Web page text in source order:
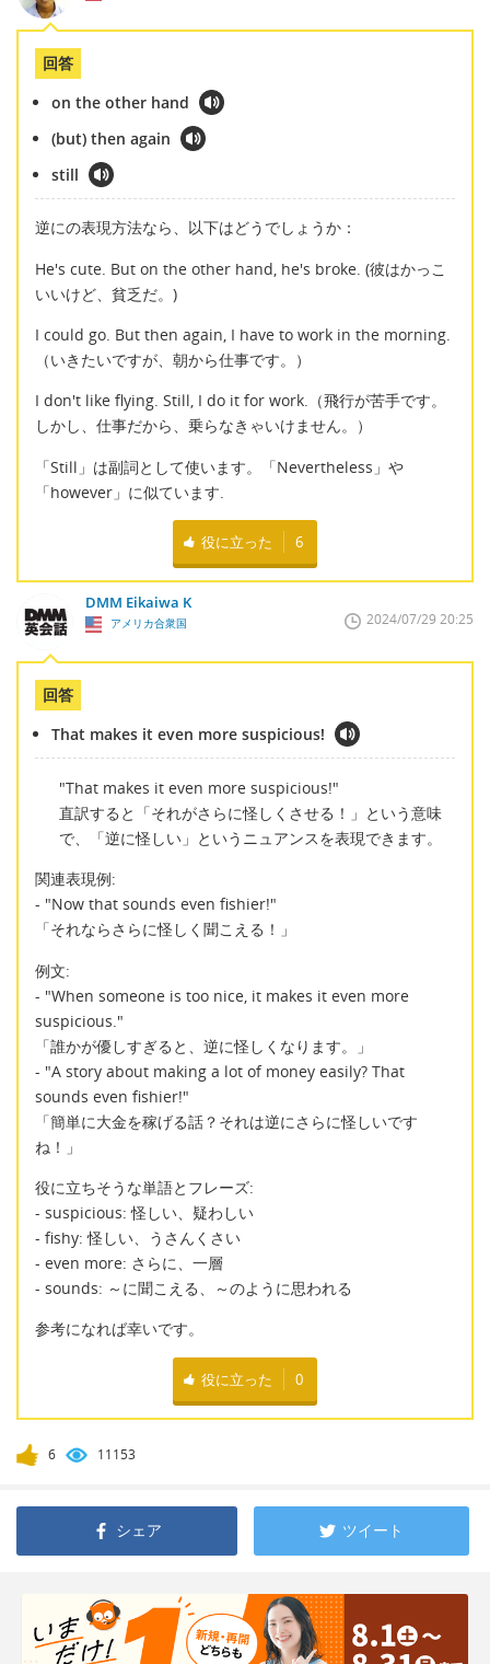
回答
on the other hand
(but) then again
still
逆にの表現方法なら、以下はどうでしょうか：
He's cute. But on the other hand, he's broke. (彼はかっこ
いいけど、貧乏だ。)
I could go. But then again, I have to work in the morning.
（いきたいですが、朝から仕事です。）
I don't like flying. Still, I do it for work.（飛行が苦手です。
しかし、仕事だから、乗らなきゃいけません。）
「Still」は副詞として使います。「Nevertheless」や
「however」に似ています.
役に立った 6
DMM Eikaiwa K
アメリカ合衆国 2024/07/29 20:25
回答
That makes it even more suspicious!
"That makes it even more suspicious!"
直訳すると「それがさらに怪しくさせる！」という意味
で、「逆に怪しい」というニュアンスを表現できます。
関連表現例:
- "Now that sounds even fishier!"
「それならさらに怪しく聞こえる！」
例文:
- "When someone is too nice, it makes it even more
suspicious."
「誰かが優しすぎると、逆に怪しくなります。」
- "A story about making a lot of money easily? That
sounds even fishier!"
「簡単に大金を稼げる話？それは逆にさらに怪しいです
ね！」
役に立ちそうな単語とフレーズ:
- suspicious: 怪しい、疑わしい
- fishy: 怪しい、うさんくさい
- even more: さらに、一層
- sounds: ～に聞こえる、～のように思われる
参考になれば幸いです。
役に立った 0
6 11153
シェア ツイート